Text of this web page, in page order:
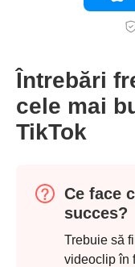
Pasul 3.
Întrebări
cele mai
TikTok
Ce face
succes?
Trebuie să
videoclip în